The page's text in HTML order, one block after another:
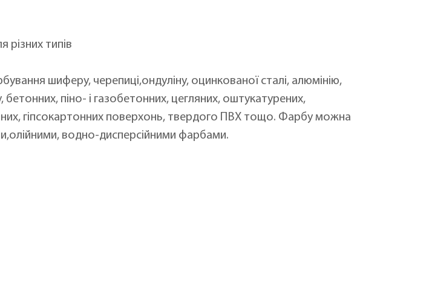
типів
шиферу, черепиці,ондуліну, оцинкованої сталі, алюмінію,
піно- і газобетонних, цегляних, оштукатурених,
гіпсокартонних поверхонь, твердого ПВХ тощо. Фарбу можна
водно-дисперсійними фарбами.